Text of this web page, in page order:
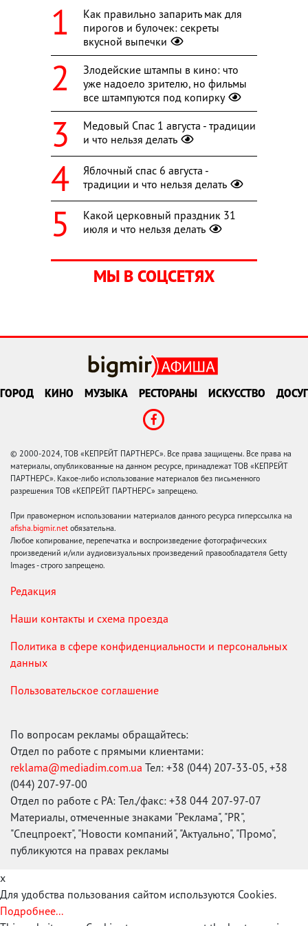
Как правильно запарить мак для
пирогов и булочек: секреты
вкусной выпечки
Злодейские штампы в кино: что
уже надоело зрителю, но фильмы
все штампуются под копирку
Медовый Спас 1 августа - традиции
и что нельзя делать
Яблочный спас 6 августа -
традиции и что нельзя делать
Какой церковный праздник 31
июля и что нельзя делать
МЫ В СОЦСЕТЯХ
ГОРОД КИНО МУЗЫКА РЕСТОРАНЫ ИСКУССТВО ДОСУГ
© 2000-2024, ТОВ «КЕПРЕЙТ ПАРТНЕРС». Все права защищены. Все права на
материалы, опубликованные на данном ресурсе, принадлежат ТОВ «КЕПРЕЙТ
ПАРТНЕРС». Какое-либо использование материалов без письменного
разрешения ТОВ «КЕПРЕЙТ ПАРТНЕРС» запрещено.
При правомерном использовании материалов данного ресурса гиперссылка на
afisha.bigmir.net обязательна.
Любое копирование, перепечатка и воспроизведение фотографических
произведений и/или аудиовизуальных произведений правообладателя Getty
Images - строго запрещено.
Редакция
Наши контакты и схема проезда
Политика в сфере конфиденциальности и персональных
данных
Пользовательское соглашение
По вопросам рекламы обращайтесь:
Отдел по работе с прямыми клиентами:
reklama@mediadim.com.ua Тел: +38 (044) 207-33-05, +38
(044) 207-97-00
Отдел по работе с РА: Тел./факс: +38 044 207-97-07
Материалы, отмеченные знаками "Реклама", "PR",
"Спецпроект", "Новости компаний", "Актуально", "Промо",
публикуются на правах рекламы
x
Для удобства пользования сайтом используются Cookies.
Подробнее...